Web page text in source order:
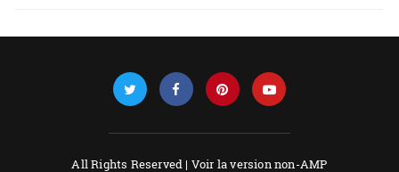
All Rights Reserved | Voir la version non-AMP